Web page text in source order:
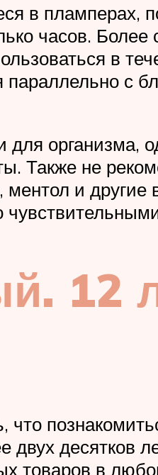
в пламперах,
часов. Более
в
с
организма,
Также не
и другие
12
десятков
товаров в